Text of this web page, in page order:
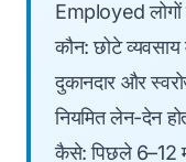
Employed लोगों
कौन: छोटे
दुकानदार और
नियमित लेन-देन
कैसे: पिछले 6–12